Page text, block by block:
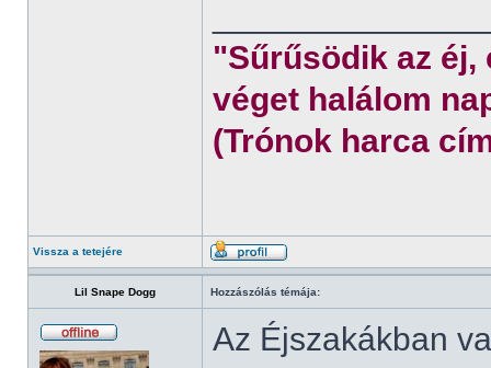
"Sűrűsödik az éj,
véget halálom
(Trónok harca
Vissza a tetejére
Lil Snape Dogg Hozzászólás témája:
Az Éjszakákban